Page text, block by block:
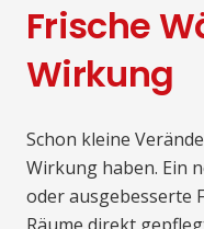
Frische
Wirkung
Schon kleine
Wirkung haben. Ein
oder ausgebesserte